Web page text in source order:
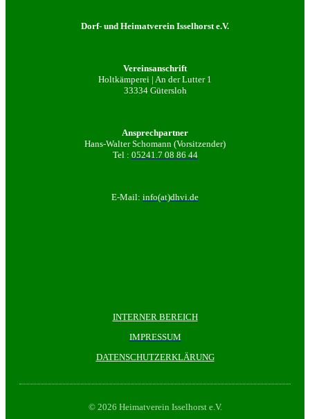
Dorf- und Heimatverein Isselhorst e.V.
Vereinsanschrift
Holtkämperei | An der Lutter 1
33334 Gütersloh
Ansprechpartner
Hans-Walter Schomann (Vorsitzender)
Tel : 05241.7 08 86 44
E-Mail: info(at)dhvi.de
INTERNER BEREICH
IMPRESSUM
DATENSCHUTZERKLÄRUNG
© 2026 Heimatverein Isselhorst e.V.